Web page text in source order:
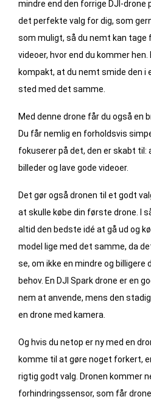
mindre end den forrige DJI-drone
det perfekte valg for dig, som
som muligt, så du nemt kan tage
videoer, hvor end du kommer hen.
kompakt, at du nemt smide den i
sted med det samme.
Med denne drone får du også en
Du får nemlig en forholdsvis
fokuserer på det, den er skabt
billeder og lave gode videoer.
Det gør også dronen til et godt
at skulle købe din første drone. I
altid den bedste idé at gå ud og
model lige med det samme, da
se, om ikke en mindre og billigere
behov. En DJI Spark drone er en
nem at anvende, mens den
en drone med kamera.
Og hvis du netop er ny med en
komme til at gøre noget forkert,
rigtig godt valg. Dronen kommer
forhindringssensor, som får